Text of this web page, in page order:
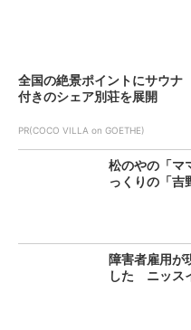
全国の絶景ポイントにサウナ
付きのシェア別荘を展開
PR(COCO VILLA on GOETHE)
松のやの「マ
っくりの「吉
障害者雇用が
した ニッス